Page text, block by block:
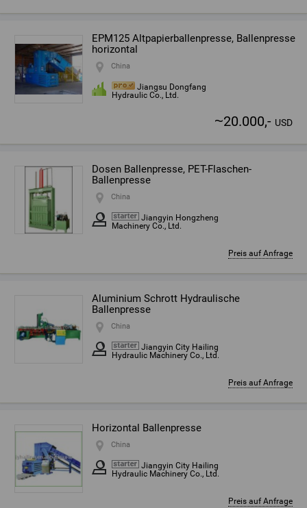
EPM125 Altpapierballenpresse, Ballenpresse
horizontal
China
Jiangsu Dongfang
Hydraulic Co., Ltd.
~20.000,- USD
Dosen Ballenpresse, PET-Flaschen-
Ballenpresse
China
Jiangyin Hongzheng
Machinery Co., Ltd.
Preis auf Anfrage
Aluminium Schrott Hydraulische
Ballenpresse
China
Jiangyin City Hailing
Hydraulic Machinery Co., Ltd.
Preis auf Anfrage
Horizontal Ballenpresse
China
Jiangyin City Hailing
Hydraulic Machinery Co., Ltd.
Preis auf Anfrage